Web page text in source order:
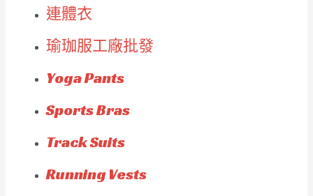
連體衣
瑜珈服工廠批發
Yoga Pants
Sports Bras
Track Suits
Running Vests